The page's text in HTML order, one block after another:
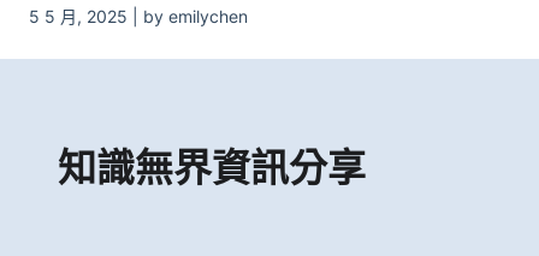
5 5 月, 2025 | by emilychen
知識無界資訊分享